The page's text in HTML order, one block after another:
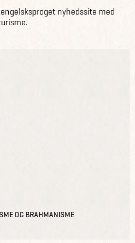
nyhedssite med
OG BRAHMANISME